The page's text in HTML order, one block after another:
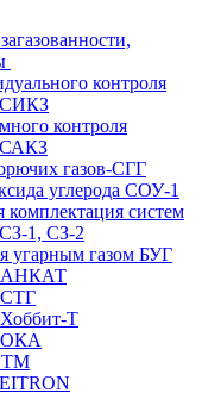
контроля
СИКЗ
контроля
САКЗ
газов-СГГ
углерода СОУ-1
комплектация систем
СЗ-1, СЗ-2
угарным газом БУГ
АНКАТ
СТГ
Хоббит-Т
ОКА